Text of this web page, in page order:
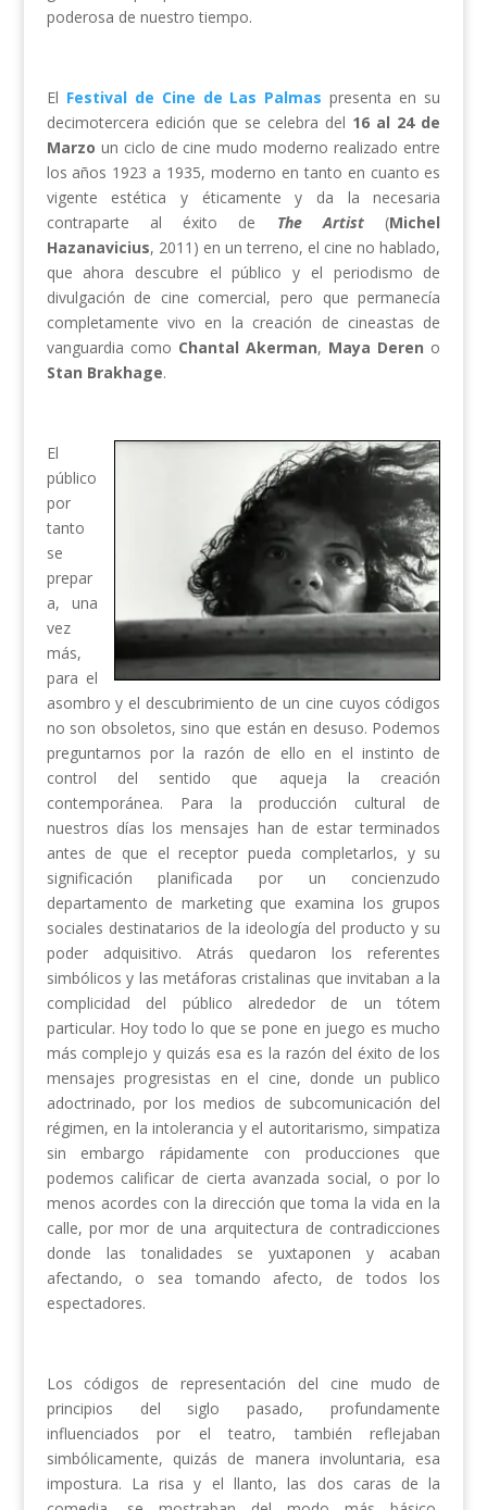
poderosa de nuestro tiempo.
El Festival de Cine de Las Palmas presenta en su
decimotercera edición que se celebra del 16 al 24 de
Marzo un ciclo de cine mudo moderno realizado entre
los años 1923 a 1935, moderno en tanto en cuanto es
vigente estética y éticamente y da la necesaria
contraparte al éxito de The Artist (Michel
Hazanavicius, 2011) en un terreno, el cine no hablado,
que ahora descubre el público y el periodismo de
divulgación de cine comercial, pero que permanecía
completamente vivo en la creación de cineastas de
vanguardia como Chantal Akerman, Maya Deren o
Stan Brakhage.
El
público
por
tanto
se
prepar
a, una
vez
más,
para el
asombro y el descubrimiento de un cine cuyos códigos
no son obsoletos, sino que están en desuso. Podemos
preguntarnos por la razón de ello en el instinto de
control del sentido que aqueja la creación
contemporánea. Para la producción cultural de
nuestros días los mensajes han de estar terminados
antes de que el receptor pueda completarlos, y su
significación planificada por un concienzudo
departamento de marketing que examina los grupos
sociales destinatarios de la ideología del producto y su
poder adquisitivo. Atrás quedaron los referentes
simbólicos y las metáforas cristalinas que invitaban a la
complicidad del público alrededor de un tótem
particular. Hoy todo lo que se pone en juego es mucho
más complejo y quizás esa es la razón del éxito de los
mensajes progresistas en el cine, donde un publico
adoctrinado, por los medios de subcomunicación del
régimen, en la intolerancia y el autoritarismo, simpatiza
sin embargo rápidamente con producciones que
podemos calificar de cierta avanzada social, o por lo
menos acordes con la dirección que toma la vida en la
calle, por mor de una arquitectura de contradicciones
donde las tonalidades se yuxtaponen y acaban
afectando, o sea tomando afecto, de todos los
espectadores.
Los códigos de representación del cine mudo de
principios del siglo pasado, profundamente
influenciados por el teatro, también reflejaban
simbólicamente, quizás de manera involuntaria, esa
impostura. La risa y el llanto, las dos caras de la